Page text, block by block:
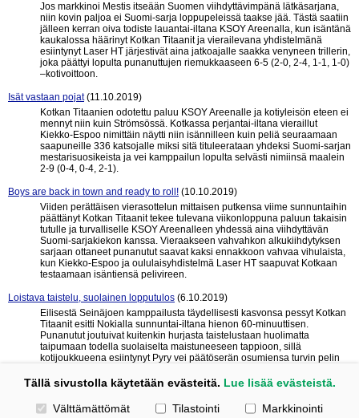
Jos markkinoi Mestis itseään Suomen viihdyttävimpänä lätkäsarjana,
niin kovin paljoa ei Suomi-sarja loppupeleissä taakse jää. Tästä saatiin
jälleen kerran oiva todiste lauantai-iltana KSOY Areenalla, kun isäntänä
kaukalossa häärinyt Kotkan Titaanit ja vierailevana yhdistelmänä
esiintynyt Laser HT järjestivät aina jatkoajalle saakka venyneen trillerin,
joka päättyi lopulta punanuttujen riemukkaaseen 6-5 (2-0, 2-4, 1-1, 1-0)
–kotivoittoon.
Isät vastaan pojat (11.10.2019)
Kotkan Titaanien odotettu paluu KSOY Areenalle ja kotiyleisön eteen ei
mennyt niin kuin Strömsössä. Kotkassa perjantai-iltana vieraillut
Kiekko-Espoo nimittäin näytti niin isännilleen kuin peliä seuraamaan
saapuneille 336 katsojalle miksi sitä tituleerataan yhdeksi Suomi-sarjan
mestarisuosikeista ja vei kamppailun lopulta selvästi nimiinsä maalein
2-9 (0-4, 0-4, 2-1).
Boys are back in town and ready to roll! (10.10.2019)
Viiden perättäisen vierasottelun mittaisen putkensa viime sunnuntaihin
päättänyt Kotkan Titaanit tekee tulevana viikonloppuna paluun takaisin
tutulle ja turvalliselle KSOY Areenalleen yhdessä aina viihdyttävän
Suomi-sarjakiekon kanssa. Vieraakseen vahvahkon alkukiihdytyksen
sarjaan ottaneet punanutut saavat kaksi ennakkoon vahvaa vihulaista,
kun Kiekko-Espoo ja oululaisyhdistelmä Laser HT saapuvat Kotkaan
testaamaan isäntiensä pelivireen.
Loistava taistelu, suolainen lopputulos (6.10.2019)
Eilisestä Seinäjoen kamppailusta täydellisesti kasvonsa pessyt Kotkan
Titaanit esitti Nokialla sunnuntai-iltana hienon 60-minuuttisen.
Punanutut joutuivat kuitenkin hurjasta taistelustaan huolimatta
taipumaan todella suolaiselta maistuneeseen tappioon, sillä
kotijoukkueena esiintynyt Pyry vei päätöserän osumiensa turvin pelin
seuraavat 10 »
Tällä sivustolla käytetään evästeitä. Lue lisää evästeistä.
Valitse käytettävät evästeet
Välttämättömät Tilastointi Markkinointi